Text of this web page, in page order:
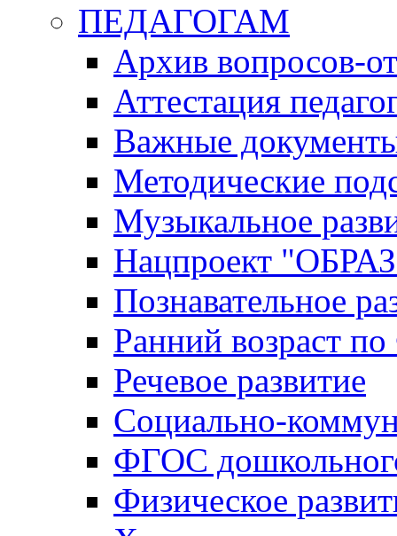
ПЕДАГОГАМ
Архив вопросов-
Аттестация
Важные
Методические
Музыкальное
Нацпроект
Познавательное
Ранний возраст
Речевое развитие
Социально-
ФГОС
Физическое